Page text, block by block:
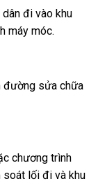
đi vào khu
máy móc.
đường sửa chữa
chương trình
soát lối đi và khu